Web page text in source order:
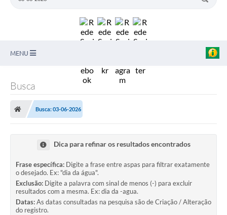
MENU
Legislação
Transparência
Diário Oficial
Conselhos
Busca
Busca: 03-06-2026
Dica para refinar os resultados encontrados
Frase específica: Digite a frase entre aspas para filtrar exatamente
o desejado. Ex: "dia da água".
Exclusão: Digite a palavra com sinal de menos (-) para excluir
resultados com a mesma. Ex: dia da -agua.
Datas:As datas consultadas na pesquisa são de Criação / Alteração
do registro.